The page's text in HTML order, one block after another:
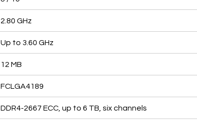
2.80 GHz
Up to 3.60 GHz
12 MB
FCLGA4189
DDR4-2667 ECC, up to 6 TB, six channels